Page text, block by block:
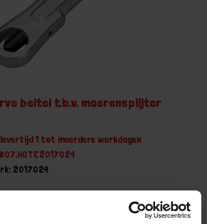
beitel t.b.v. moerensplijter
1 tot meerdere werkdagen
2017024
BTW